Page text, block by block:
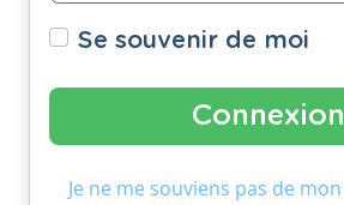
Se souvenir de moi
Je ne me souviens pas de